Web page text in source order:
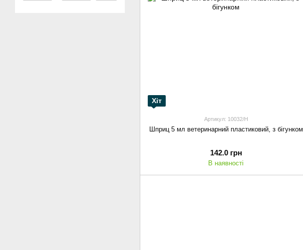
Хіт
Артикул: 10032/H
Шприц 5 мл ветеринарний пластиковий, з бігунком
142.0 грн
В наявності